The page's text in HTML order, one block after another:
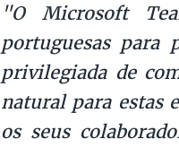
"O Microsoft
portuguesas para
privilegiada de
natural para estas
os seus